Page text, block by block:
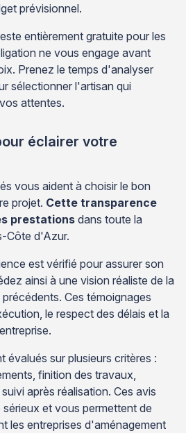
prévisionnel.
entièrement gratuite pour les
ne vous engage avant
Prenez le temps d'analyser
sélectionner l'artisan qui
attentes.
éclairer votre
vous aident à choisir le bon
projet. Cette transparence
prestations dans toute la
Côte d'Azur.
est vérifié pour assurer son
ainsi à une vision réaliste de la
Ces témoignages
le respect des délais et la
évalués sur plusieurs critères :
finition des travaux,
après réalisation. Ces avis
et vous permettent de
les entreprises d'aménagement